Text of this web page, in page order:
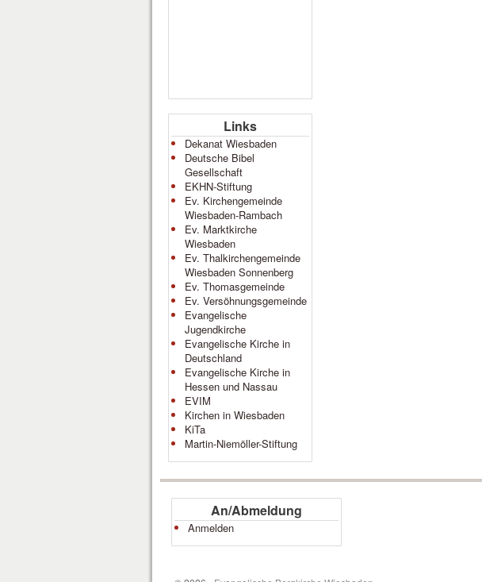
Links
Dekanat Wiesbaden
Deutsche Bibel
Gesellschaft
EKHN-Stiftung
Ev. Kirchengemeinde
Wiesbaden-Rambach
Ev. Marktkirche
Wiesbaden
Ev. Thalkirchengemeinde
Wiesbaden Sonnenberg
Ev. Thomasgemeinde
Ev. Versöhnungsgemeinde
Evangelische
Jugendkirche
Evangelische Kirche in
Deutschland
Evangelische Kirche in
Hessen und Nassau
EVIM
Kirchen in Wiesbaden
KiTa
Martin-Niemöller-Stiftung
An/Abmeldung
Anmelden